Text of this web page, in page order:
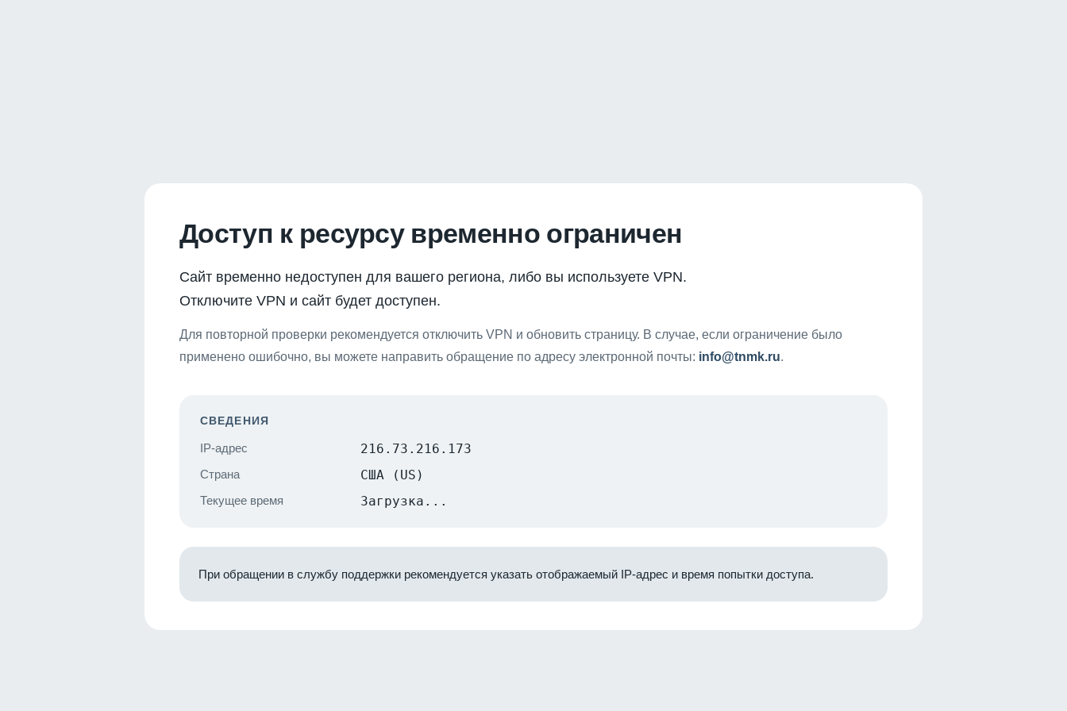
Доступ к ресурсу временно ограничен
Сайт временно недоступен для вашего региона, либо вы используете VPN.
Отключите VPN и сайт будет доступен.
Для повторной проверки рекомендуется отключить VPN и обновить страницу. В случае, если ограничение было
применено ошибочно, вы можете направить обращение по адресу электронной почты: info@tnmk.ru.
СВЕДЕНИЯ
IP-адрес 216.73.216.173
Страна США (US)
Текущее время Загрузка...
При обращении в службу поддержки рекомендуется указать отображаемый IP-адрес и время попытки доступа.